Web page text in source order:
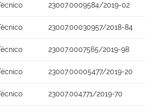
23007.0009584/2019-02
23007.00030957/2018-84
23007.0007565/2019-98
23007.00005477/2019-20
23007.004771/2019-70